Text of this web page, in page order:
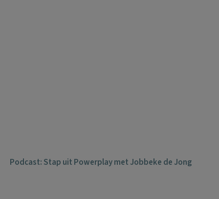
Podcast: Stap uit Powerplay met Jobbeke de Jong